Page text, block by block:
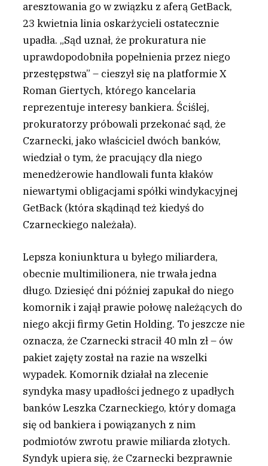
aresztowania go w związku z aferą GetBack,
23 kwietnia linia oskarżycieli ostatecznie
upadła. „Sąd uznał, że prokuratura nie
uprawdopodobniła popełnienia przez niego
przestępstwa” – cieszył się na platformie X
Roman Giertych, którego kancelaria
reprezentuje interesy bankiera. Ściślej,
prokuratorzy próbowali przekonać sąd, że
Czarnecki, jako właściciel dwóch banków,
wiedział o tym, że pracujący dla niego
menedżerowie handlowali funta kłaków
niewartymi obligacjami spółki windykacyjnej
GetBack (która skądinąd też kiedyś do
Czarneckiego należała).
Lepsza koniunktura u byłego miliardera,
obecnie multimilionera, nie trwała jedna
długo. Dziesięć dni później zapukał do niego
komornik i zajął prawie połowę należących do
niego akcji firmy Getin Holding. To jeszcze nie
oznacza, że Czarnecki stracił 40 mln zł – ów
pakiet zajęty został na razie na wszelki
wypadek. Komornik działał na zlecenie
syndyka masy upadłości jednego z upadłych
banków Leszka Czarneckiego, który domaga
się od bankiera i powiązanych z nim
podmiotów zwrotu prawie miliarda złotych.
Syndyk upiera się, że Czarnecki bezprawnie